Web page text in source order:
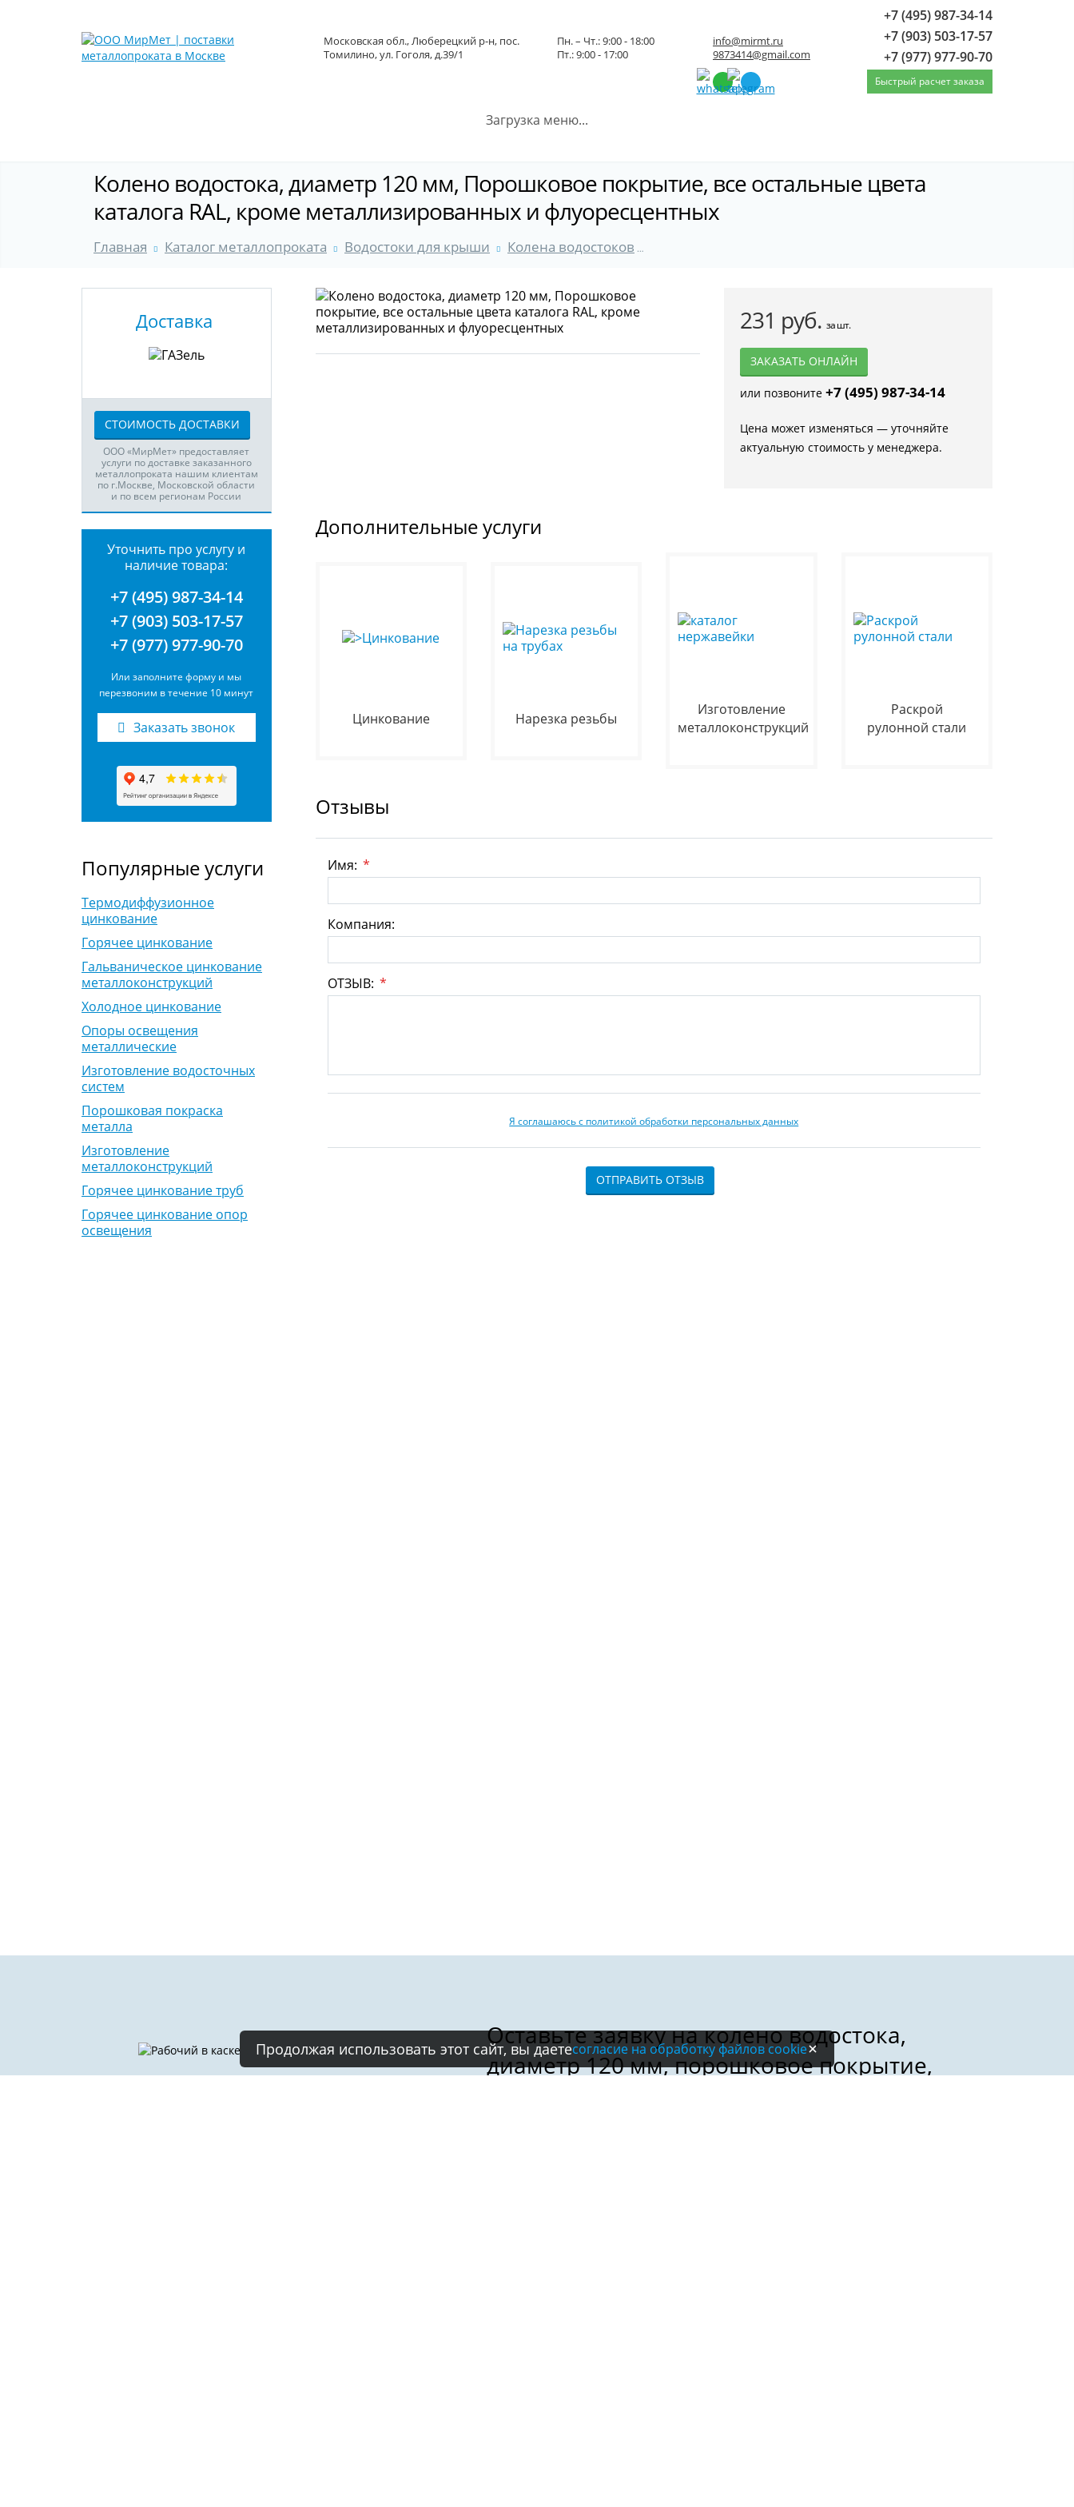
Московская обл., Люберецкий р-н, пос.
Томилино, ул. Гоголя, д.39/1
Пн. – Чт.: 9:00 - 18:00
Пт.: 9:00 - 17:00
info@mirmt.ru
9873414@gmail.com
+7 (495) 987-34-14
+7 (903) 503-17-57
+7 (977) 977-90-70
Быстрый расчет заказа
Загрузка меню...
Колено водостока, диаметр 120 мм, Порошковое покрытие, все остальные цвета
каталога RAL, кроме металлизированных и флуоресцентных
Главная Каталог металлопроката Водостоки для крыши Колена водостоков
Доставка
СТОИМОСТЬ ДОСТАВКИ
ООО «МирМет» предоставляет
услуги по доставке заказанного
металлопроката нашим клиентам
по г.Москве, Московской области
и по всем регионам России
Уточнить про услугу и
наличие товара:
+7 (495) 987-34-14
+7 (903) 503-17-57
+7 (977) 977-90-70
Или заполните форму и мы
перезвоним в течение 10 минут
Заказать звонок
Популярные услуги
Термодиффузионное
цинкование
Горячее цинкование
Гальваническое цинкование
металлоконструкций
Холодное цинкование
Опоры освещения
металлические
Изготовление водосточных
систем
Порошковая покраска
металла
Изготовление
металлоконструкций
Горячее цинкование труб
Горячее цинкование опор
освещения
231 руб.за шт.
ЗАКАЗАТЬ ОНЛАЙН
или позвоните +7 (495) 987-34-14
Цена может изменяться — уточняйте
актуальную стоимость у менеджера.
Дополнительные услуги
Цинкование Нарезка резьбы
Изготовление
металлоконструкций
Раскрой
рулонной стали
Отзывы
Имя: *
Компания:
ОТЗЫВ: *
Я соглашаюсь с политикой обработки персональных данных
ОТПРАВИТЬ ОТЗЫВ
Продолжая использовать этот сайт, вы даетесогласие на обработку файлов cookie